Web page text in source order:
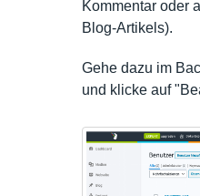
Kommentar oder
Blog-Artikels).
Gehe dazu im
und klicke auf